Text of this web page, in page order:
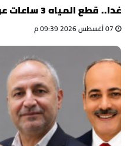
غدا.. قطع المياه 3 ساعات عن 8 مناطق بالقاهرة